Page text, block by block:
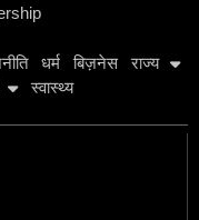
धर्म बिज़नेस
राज्य
स्वास्थ्य